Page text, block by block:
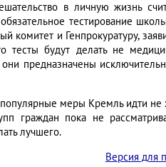
в личную жизнь
тестирование
комитет и Генпрокуратуру,
тесты будут делать не
они предназначены
меры Кремль идти не
граждан пока не
лучшего.
Версия для